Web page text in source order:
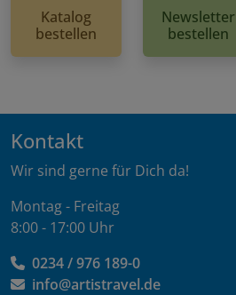
Katalog
bestellen
Newsletter
bestellen
Kontakt
Wir sind gerne für Dich da!
Montag - Freitag
8:00 - 17:00 Uhr
0234 / 976 189-0
info@artistravel.de